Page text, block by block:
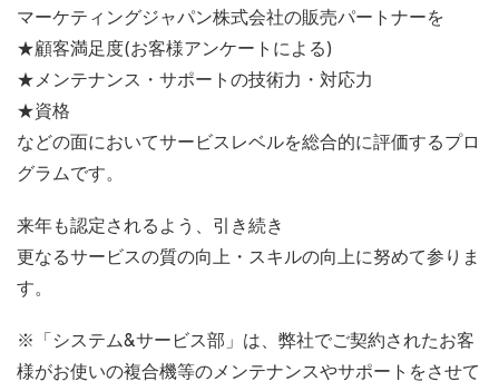
マーケティングジャパン株式会社の販売パートナーを
★顧客満足度(お客様アンケートによる)
★メンテナンス・サポートの技術力・対応力
★資格
などの面においてサービスレベルを総合的に評価するプロ
グラムです。
来年も認定されるよう、引き続き
更なるサービスの質の向上・スキルの向上に努めて参りま
す。
※「システム&サービス部」は、弊社でご契約されたお客
様がお使いの複合機等のメンテナンスやサポートをさせて